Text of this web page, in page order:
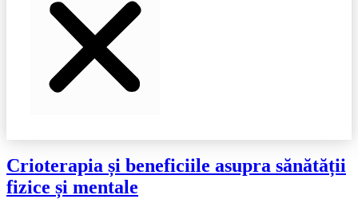
Crioterapia și beneficiile asupra sănătății
fizice și mentale